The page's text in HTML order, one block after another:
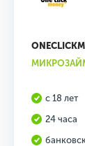
с 18 лет
24 часа